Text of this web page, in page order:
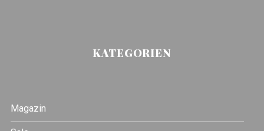
KATEGORIEN
Magazin